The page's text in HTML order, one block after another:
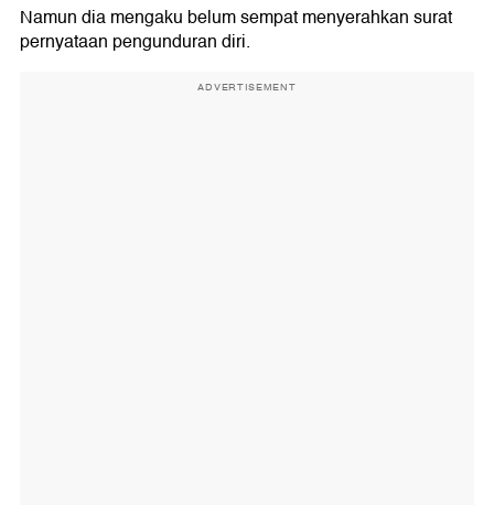
Namun dia mengaku belum sempat menyerahkan surat
pernyataan pengunduran diri.
ADVERTISEMENT